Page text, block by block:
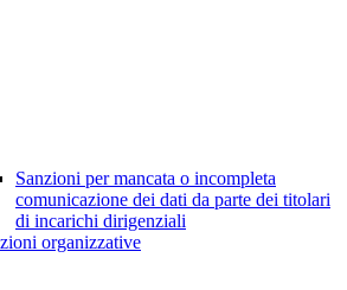
Sanzioni per mancata o incompleta
comunicazione dei dati da parte dei titolari
di incarichi dirigenziali
organizzative